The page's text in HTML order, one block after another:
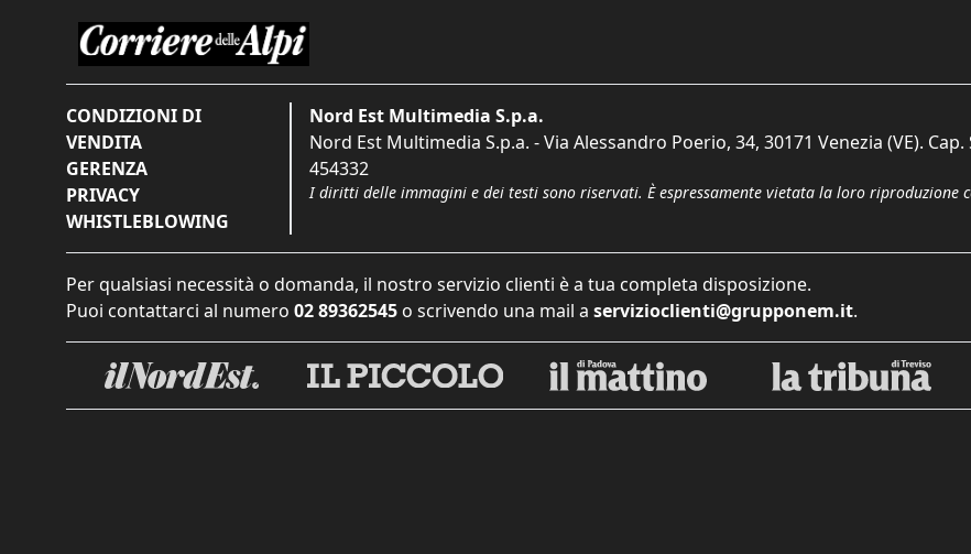
CONDIZIONI DI
VENDITA
GERENZA
PRIVACY
WHISTLEBLOWING
Nord Est Multimedia S.p.a.
Nord Est Multimedia S.p.a. - Via Alessandro Poerio, 34, 30171 Venezia (VE). Cap.
454332
I diritti delle immagini e dei testi sono riservati. È espressamente vietata la loro riproduzione
Per qualsiasi necessità o domanda, il nostro servizio clienti è a tua completa disposizione.
Puoi contattarci al numero 02 89362545 o scrivendo una mail a servizioclienti@grupponem.it.